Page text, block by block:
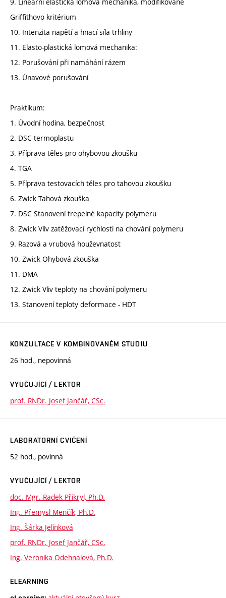
Griffithovo kritérium
10. Intenzita napětí a hnací síla trhliny
11. Elasto-plastická lomová mechanika:
12. Porušování při namáhání rázem
13. Únavové porušování
Praktikum:
1. Úvodní hodina, bezpečnost
2. DSC termoplastu
3. Příprava těles pro ohybovou zkoušku
4. TGA
5. Příprava testovacích těles pro tahovou zkoušku
6. Zwick Tahová zkouška
7. DSC Stanovení trepelné kapacity polymeru
8. Zwick Vliv zatěžovací rychlosti na chování polymeru
9. Razová a vrubová houževnatost
10. Zwick Ohybová zkouška
11. DMA
12. Zwick Vliv teploty na chování polymeru
13. Stanovení teploty deformace - HDT
KONZULTACE V KOMBINOVANÉM STUDIU
26 hod., nepovinná
VYUČUJÍCÍ / LEKTOR
prof. RNDr. Josef Jančář, CSc.
LABORATORNÍ CVIČENÍ
52 hod., povinná
VYUČUJÍCÍ / LEKTOR
doc. Mgr. Radek Přikryl, Ph.D.
Ing. Přemysl Menčík, Ph.D.
Ing. Šárka Jelínková
prof. RNDr. Josef Jančář, CSc.
Ing. Veronika Odehnalová, Ph.D.
ELEARNING